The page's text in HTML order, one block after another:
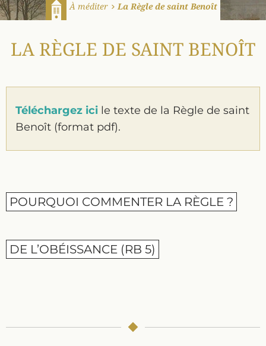
À méditer La Règle de saint Benoît
LA RÈGLE DE SAINT BENOÎT
Téléchargez ici le texte de la Règle de saint
Benoît (format pdf).
POURQUOI COMMENTER LA RÈGLE ?
DE L’OBÉISSANCE (RB 5)